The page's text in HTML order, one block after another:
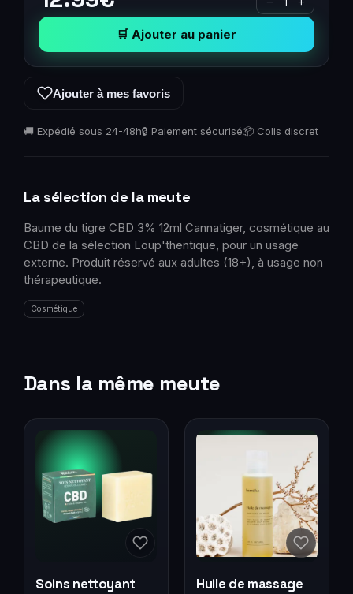
🛒 Ajouter au panier
Ajouter à mes favoris
🚚 Expédié sous 24-48h🔒 Paiement sécurisé📦 Colis discret
La sélection de la meute
Baume du tigre CBD 3% 12ml Cannatiger, cosmétique au
CBD de la sélection Loup'thentique, pour un usage
externe. Produit réservé aux adultes (18+), à usage non
thérapeutique.
Cosmétique
Dans la même meute
Soins nettoyant
Huile de massage